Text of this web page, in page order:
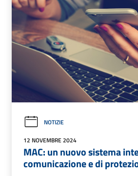
NOTIZIE
12 NOVEMBRE 2024
MAC: un nuovo sistema
comunicazione e di